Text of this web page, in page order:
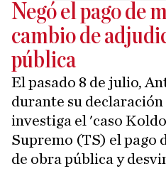
Negó el pago de
cambio de
pública
El pasado 8 de julio,
durante su
investiga el 'caso
Supremo (TS) el pago
de obra pública y